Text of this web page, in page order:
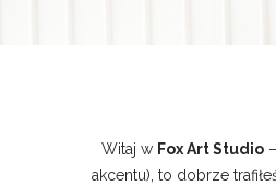
Witaj w Fox Art Studio
akcentu), to dobrze